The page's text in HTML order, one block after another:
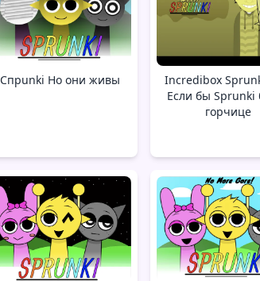
Спрunki Но они живы
Incredibox
Если бы Sprunki
горчице